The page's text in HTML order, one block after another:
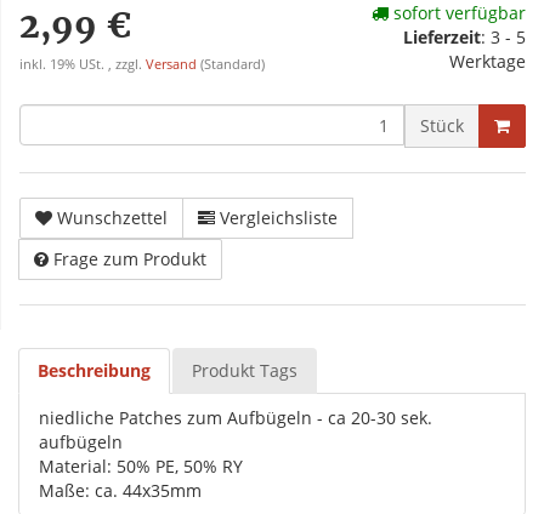
2,99 €
inkl. 19% USt. , zzgl. Versand (Standard)
sofort verfügbar
Lieferzeit: 3 - 5
Werktage
Stück
Wunschzettel
Vergleichsliste
Frage zum Produkt
Beschreibung Produkt Tags
niedliche Patches zum Aufbügeln - ca 20-30 sek.
aufbügeln
Material: 50% PE, 50% RY
Maße: ca. 44x35mm